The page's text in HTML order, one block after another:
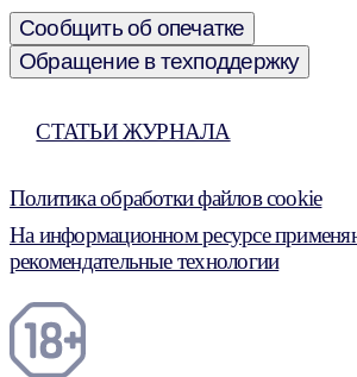
Сообщить об опечатке
Обращение в техподдержку
СТАТЬИ ЖУРНАЛА
Политика обработки файлов cookie
На информационном ресурсе
рекомендательные технологии